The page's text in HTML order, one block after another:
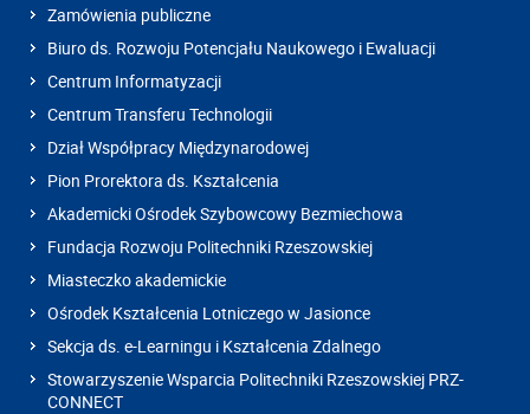
Zamówienia publiczne
Biuro ds. Rozwoju Potencjału Naukowego i Ewaluacji
Centrum Informatyzacji
Centrum Transferu Technologii
Dział Współpracy Międzynarodowej
Pion Prorektora ds. Kształcenia
Akademicki Ośrodek Szybowcowy Bezmiechowa
Fundacja Rozwoju Politechniki Rzeszowskiej
Miasteczko akademickie
Ośrodek Kształcenia Lotniczego w Jasionce
Sekcja ds. e-Learningu i Kształcenia Zdalnego
Stowarzyszenie Wsparcia Politechniki Rzeszowskiej PRZ-
CONNECT